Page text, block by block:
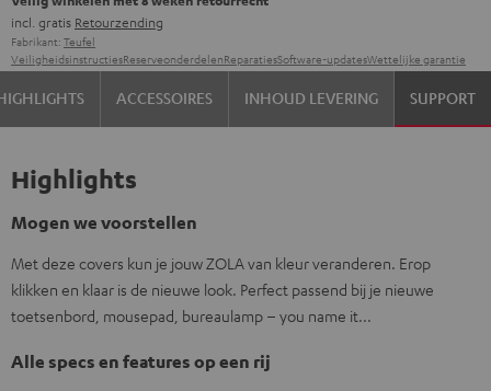
incl. gratis Retourzending
Fabrikant: Teufel
VeiligheidsinstructiesReserveonderdelenReparatiesSoftware-updatesWettelijke garantie
ACCESSOIRES INHOUD LEVERING SUPPORT
Highlights
Mogen we voorstellen
Met deze covers kun je jouw ZOLA van kleur veranderen. Erop
klikken en klaar is de nieuwe look. Perfect passend bij je nieuwe
toetsenbord, mousepad, bureaulamp – you name it...
Alle specs en features op een rij